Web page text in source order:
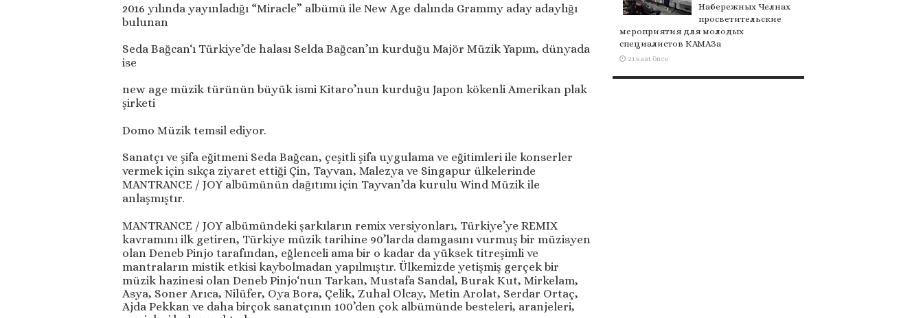
2016 yılında yayınladığı “Miracle” albümü ile New Age dalında Grammy aday adaylığı
bulunan
Seda Bağcan‘ı Türkiye’de halası Selda Bağcan’ın kurduğu Majör Müzik Yapım, dünyada
ise
new age müzik türünün büyük ismi Kitaro’nun kurduğu Japon kökenli Amerikan plak
şirketi
Domo Müzik temsil ediyor.
Sanatçı ve şifa eğitmeni Seda Bağcan, çeşitli şifa uygulama ve eğitimleri ile konserler
vermek için sıkça ziyaret ettiği Çin, Tayvan, Malezya ve Singapur ülkelerinde
MANTRANCE / JOY albümünün dağıtımı için Tayvan’da kurulu Wind Müzik ile
anlaşmıştır.
MANTRANCE / JOY albümündeki şarkıların remix versiyonları, Türkiye’ye REMIX
kavramını ilk getiren, Türkiye müzik tarihine 90’larda damgasını vurmuş bir müzisyen
olan Deneb Pinjo tarafından, eğlenceli ama bir o kadar da yüksek titreşimli ve
mantraların mistik etkisi kaybolmadan yapılmıştır. Ülkemizde yetişmiş gerçek bir
müzik hazinesi olan Deneb Pinjo‘nun Tarkan, Mustafa Sandal, Burak Kut, Mirkelam,
Asya, Soner Arıca, Nilüfer, Oya Bora, Çelik, Zuhal Olcay, Metin Arolat, Serdar Ortaç,
Ajda Pekkan ve daha birçok sanatçının 100’den çok albümünde besteleri, aranjeleri,
Набережных Челнах
просветительские
мероприятия для молодых
специалистов КАМАЗа
21 saat önce